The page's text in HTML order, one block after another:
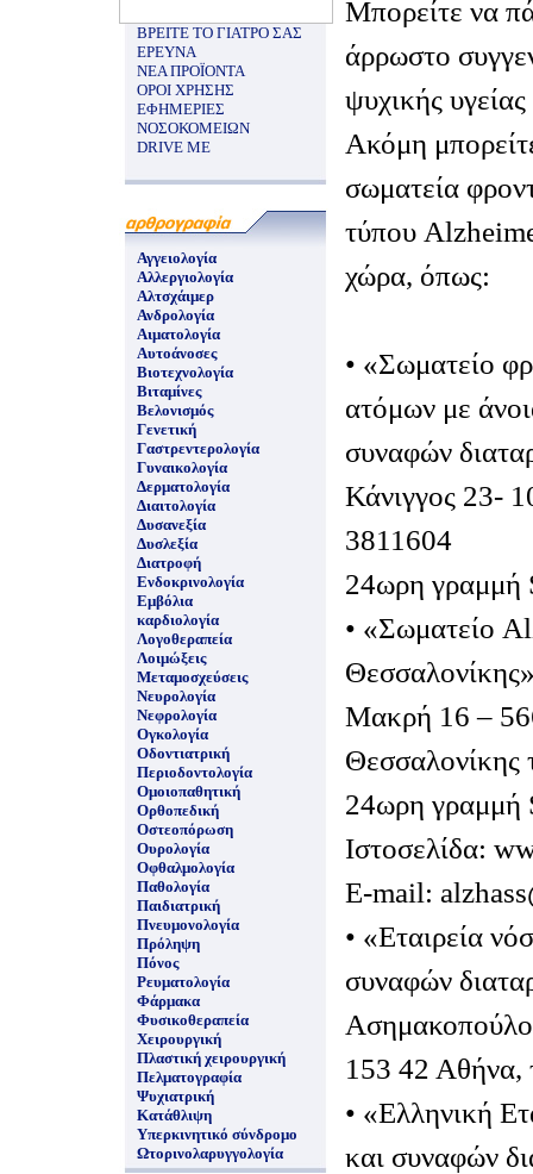
ΒΡΕΙΤΕ ΤΟ ΓΙΑΤΡΟ ΣΑΣ
ΕΡΕΥΝΑ
ΝΕΑ ΠΡΟΪΟΝΤΑ
ΟΡΟΙ ΧΡΗΣΗΣ
ΕΦΗΜΕΡΙΕΣ
ΝΟΣΟΚΟΜΕΙΩΝ
DRIVE ME
Αγγειολογία
Αλλεργιολογία
Αλτσχάιμερ
Ανδρολογία
Αιματολογία
Αυτοάνοσες
Βιοτεχνολογία
Βιταμίνες
Βελονισμός
Γενετική
Γαστρεντερολογία
Γυναικολογία
Δερματολογία
Διαιτολογία
Δυσανεξία
Δυσλεξία
Διατροφή
Ενδοκρινολογία
Εμβόλια
καρδιολογία
Λογοθεραπεία
Λοιμώξεις
Μεταμοσχεύσεις
Νευρολογία
Νεφρολογία
Ογκολογία
Οδοντιατρική
Περιοδοντολογία
Ομοιοπαθητική
Ορθοπεδική
Οστεοπόρωση
Ουρολογία
Οφθαλμολογία
Παθολογία
Παιδιατρική
Πνευμονολογία
Πρόληψη
Πόνος
Ρευματολογία
Φάρμακα
Φυσικοθεραπεία
Χειρουργική
Πλαστική χειρουργική
Πελματογραφία
Ψυχιατρική
Κατάθλιψη
Υπερκινητικό σύνδρομο
Ωτορινολαρυγγολογία
Μπορείτε να
άρρωστο
ψυχικής
Ακόμη
σωματεία
τύπου
χώρα, όπως:
• «Σωματείο
ατόμων με
συναφών
Κάνιγγος 23-
3811604
24ωρη γραμμή
• «Σωματείο
Μακρή 16 –
24ωρη γραμμή
Ιστοσελίδα:
E-mail:
• «Εταιρεία
συναφών
153 42 Αθήνα,
• «Ελληνική
και συναφών